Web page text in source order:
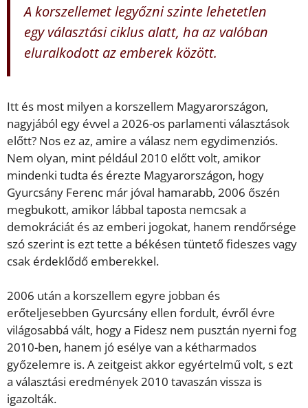
A korszellemet legyőzni szinte lehetetlen
egy választási ciklus alatt, ha az valóban
eluralkodott az emberek között.
Itt és most milyen a korszellem Magyarországon,
nagyjából egy évvel a 2026-os parlamenti választások
előtt? Nos ez az, amire a válasz nem egydimenziós.
Nem olyan, mint például 2010 előtt volt, amikor
mindenki tudta és érezte Magyarországon, hogy
Gyurcsány Ferenc már jóval hamarabb, 2006 őszén
megbukott, amikor lábbal taposta nemcsak a
demokráciát és az emberi jogokat, hanem rendőrsége
szó szerint is ezt tette a békésen tüntető fideszes vagy
csak érdeklődő emberekkel.
2006 után a korszellem egyre jobban és
erőteljesebben Gyurcsány ellen fordult, évről évre
világosabbá vált, hogy a Fidesz nem pusztán nyerni fog
2010-ben, hanem jó esélye van a kétharmados
győzelemre is. A zeitgeist akkor egyértelmű volt, s ezt
a választási eredmények 2010 tavaszán vissza is
igazolták.